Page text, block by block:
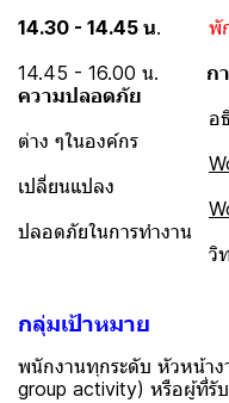
14.30 - 14.45 น. พั
14.45 - 16.00 น. ก
ความปลอดภัย
อธิบายถึงหลัก
ต่าง ๆในองค์กร
เปลี่ยนแปลง
ปลอดภัยในการทำงาน
วิทยากรบรรย
กลุ่มเป้าหมาย
พนักงานทุกระดับ หัวหน้า
group activity) หรือผู้ที่รั